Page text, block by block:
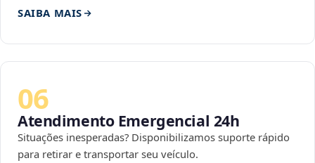
SAIBA MAIS
06
Atendimento Emergencial 24h
Situações inesperadas? Disponibilizamos suporte rápido
para retirar e transportar seu veículo.